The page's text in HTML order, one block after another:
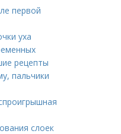
первой
уха
рецепты
пальчики
слоек